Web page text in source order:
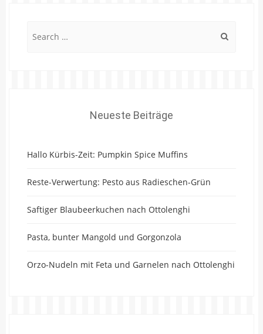
Neueste Beiträge
Hallo Kürbis-Zeit: Pumpkin Spice Muffins
Reste-Verwertung: Pesto aus Radieschen-Grün
Saftiger Blaubeerkuchen nach Ottolenghi
Pasta, bunter Mangold und Gorgonzola
Orzo-Nudeln mit Feta und Garnelen nach Ottolenghi